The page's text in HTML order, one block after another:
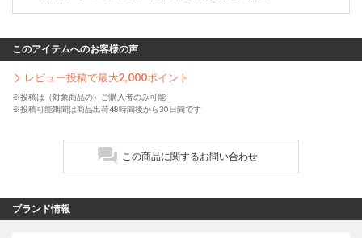
このアイテムへのお客様の声
レビュー投稿で最大2,000ポイント
※投稿は（対象商品の）ご購入者のみ可能
※投稿可能期間は商品出荷48時間後から30日間です
この商品に関するお問い合わせ
ブランド情報